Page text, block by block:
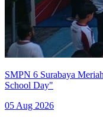
SMPN 6 Surabaya
School Day"
05 Aug 2026